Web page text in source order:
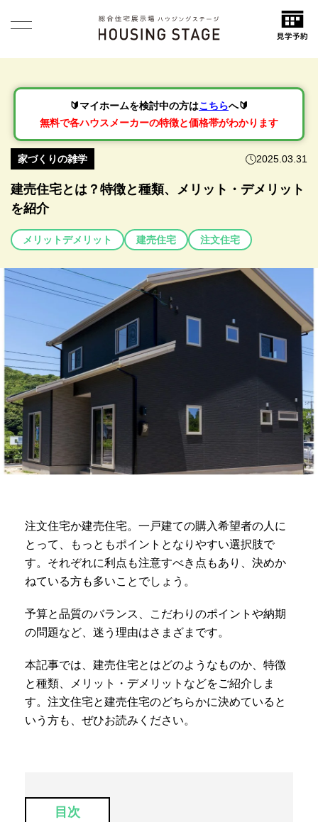
🔰マイホームを検討中の方はこちらへ🔰
無料で各ハウスメーカーの特徴と価格帯がわかります
家づくりの雑学 2025.03.31
建売住宅とは？特徴と種類、メリット・デメリット
を紹介
メリットデメリット 建売住宅 注文住宅
注文住宅か建売住宅。一戸建ての購入希望者の人に
とって、もっともポイントとなりやすい選択肢で
す。それぞれに利点も注意すべき点もあり、決めか
ねている方も多いことでしょう。
予算と品質のバランス、こだわりのポイントや納期
の問題など、迷う理由はさまざまです。
本記事では、建売住宅とはどのようなものか、特徴
と種類、メリット・デメリットなどをご紹介しま
す。注文住宅と建売住宅のどちらかに決めていると
いう方も、ぜひお読みください。
目次